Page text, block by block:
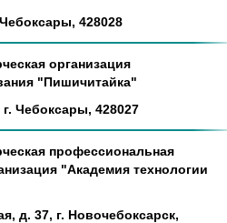
428028
организация
"Пишичитайка"
Чебоксары, 428027
профессиональная
"Академия технологии
д. 37, г. Новочебоксарск,